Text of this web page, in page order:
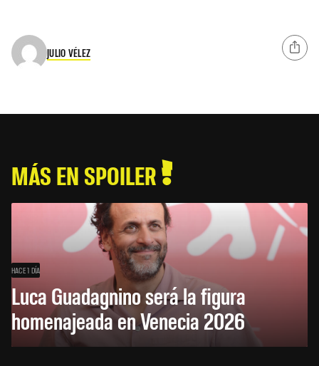
JULIO VÉLEZ
MÁS EN SPOILER
HACE 1 DÍA
Luca Guadagnino será la figura
homenajeada en Venecia 2026